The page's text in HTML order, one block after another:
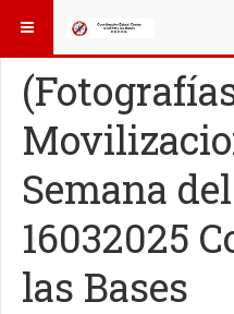
ESTÁ AQUÍ: INICIO
Semana
16032025
las Bases